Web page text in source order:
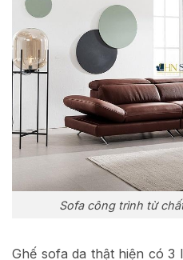
Sofa công trình từ
Ghế sofa da thật hiện có